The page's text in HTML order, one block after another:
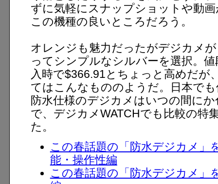
ずに気軽にスナップショットや動
この機種の良いところだろう。
オレンジも魅力だったがデジカメ
ってシンプルなシルバーを選択。
入時で$366.91とちょっと高めだが
てはこんなもののようだ。日本で
防水仕様のデジカメはいつの間に
で、デジカメWATCHでも比較の特
た。
この春話題の「防水デジカメ
能・操作性編
この春話題の「防水デジカメ